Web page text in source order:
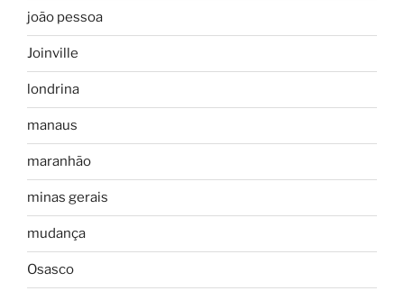
joão pessoa
Joinville
londrina
manaus
maranhão
minas gerais
mudança
Osasco